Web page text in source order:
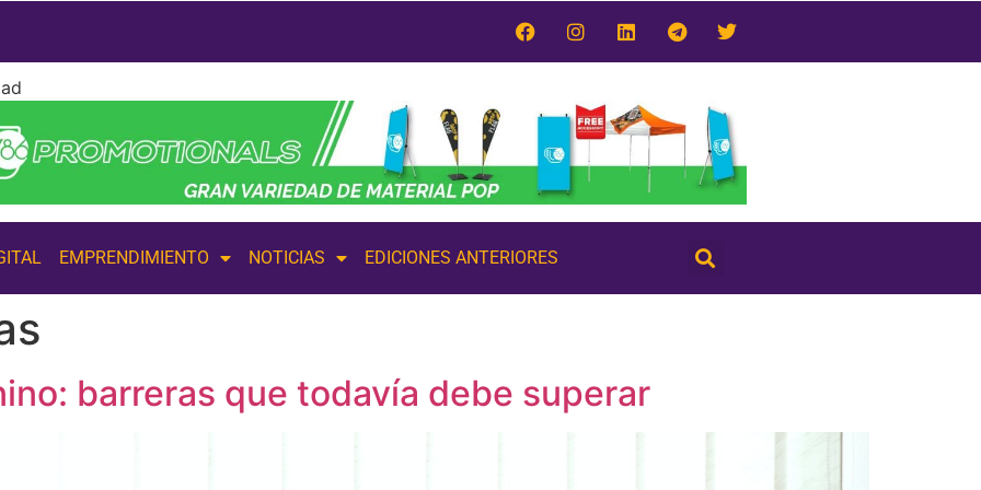
EMPRENDIMIENTO NOTICIAS EDICIONES ANTERIORES
barreras que todavía debe superar